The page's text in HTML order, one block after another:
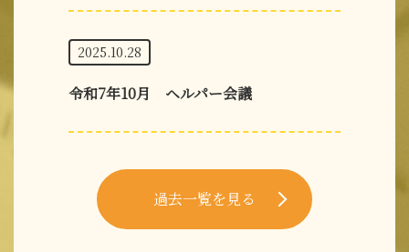
2025.10.28
令和7年10月 ヘルパー会議
過去一覧を見る